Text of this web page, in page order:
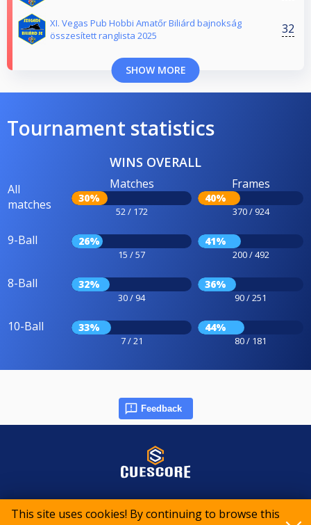
This site uses cookies! By continuing to browse this
XI. Vegas Pub Hobbi Amatőr Biliárd bajnokság
összesített ranglista 2025
32
SHOW MORE
Tournament statistics
WINS OVERALL
All
matches
Matches
30%
52 / 172
Frames
40%
370 / 924
9-Ball 26%
15 / 57
41%
200 / 492
8-Ball 32%
30 / 94
36%
90 / 251
10-Ball 33%
7 / 21
44%
80 / 181
Feedback
© 2015-2026 CueScore International